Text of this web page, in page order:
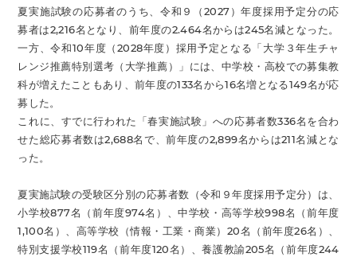
夏実施試験の応募者のうち、令和９（2027）年度採用予定分の応
募者は2,216名となり、前年度の2.464名からは245名減となった。
一方、令和10年度（2028年度）採用予定となる「大学３年生チャ
レンジ推薦特別選考（大学推薦）」には、中学校・高校での募集教
科が増えたこともあり、前年度の133名から16名増となる149名が応
募した。
これに、すでに行われた「春実施試験」への応募者数336名を合わ
せた総応募者数は2,688名で、前年度の2,899名からは211名減とな
った。
夏実施試験の受験区分別の応募者数（令和９年度採用予定分）は、
小学校877名（前年度974名）、中学校・高等学校998名（前年度
1,100名）、高等学校（情報・工業・商業）20名（前年度26名）、
特別支援学校119名（前年度120名）、養護教諭205名（前年度244